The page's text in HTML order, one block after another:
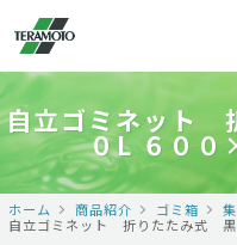
自立ゴミネット
０L ６０
ホーム 商品紹介 ゴミ箱
自立ゴミネット 折りたたみ式